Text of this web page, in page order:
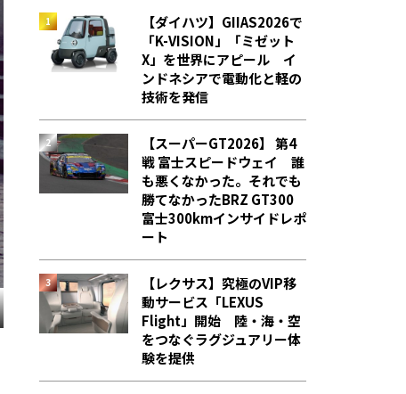
【ダイハツ】GIIAS2026で
「K-VISION」「ミゼット
X」を世界にアピール イ
ンドネシアで電動化と軽の
技術を発信
【スーパーGT2026】 第4
戦 富士スピードウェイ 誰
も悪くなかった。それでも
勝てなかった――BRZ GT300
富士300kmインサイドレポ
ート
【レクサス】究極のVIP移
動サービス「LEXUS
Flight」開始 陸・海・空
をつなぐラグジュアリー体
験を提供